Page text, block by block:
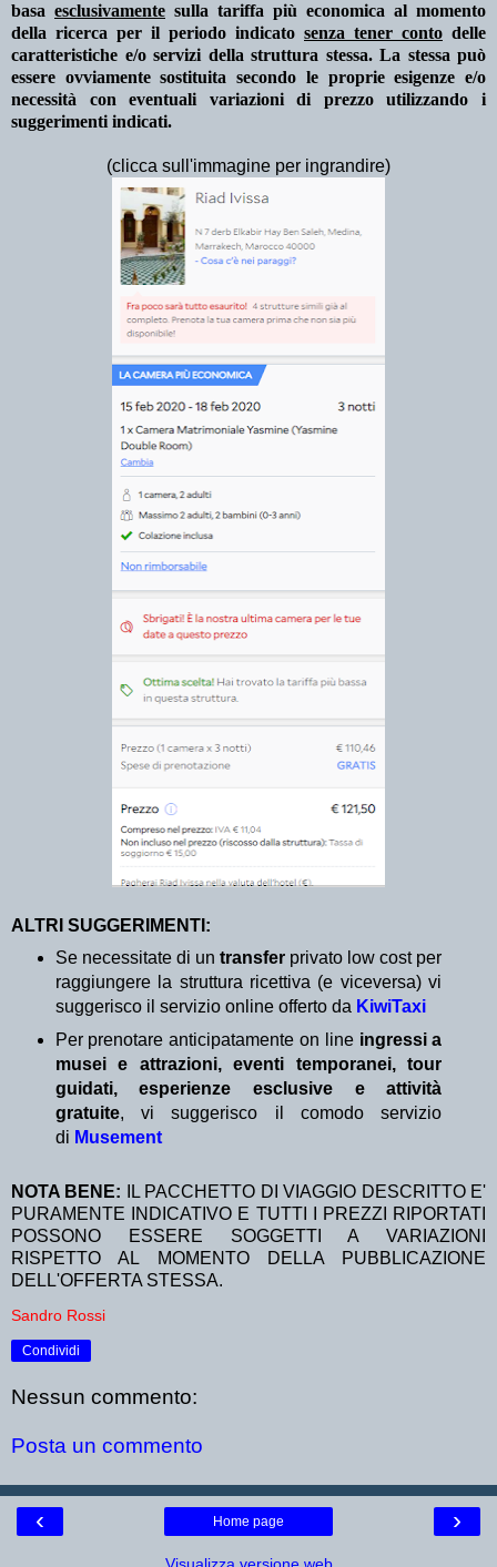
basa esclusivamente sulla tariffa più economica al momento
della ricerca per il periodo indicato senza tener conto delle
caratteristiche e/o servizi della struttura stessa. La stessa può
essere ovviamente sostituita secondo le proprie esigenze e/o
necessità con eventuali variazioni di prezzo utilizzando i
suggerimenti indicati.
(clicca sull'immagine per ingrandire)
ALTRI SUGGERIMENTI:
Se necessitate di un transfer privato low cost per
raggiungere la struttura ricettiva (e viceversa) vi
suggerisco il servizio online offerto da KiwiTaxi
Per prenotare anticipatamente on line ingressi a
musei e attrazioni, eventi temporanei, tour
guidati, esperienze esclusive e attività
gratuite, vi suggerisco il comodo servizio
di Musement
NOTA BENE:
IL PACCHETTO DI VIAGGIO DESCRITTO E'
PURAMENTE INDICATIVO E TUTTI I PREZZI RIPORTATI
POSSONO ESSERE SOGGETTI A VARIAZIONI
RISPETTO AL MOMENTO DELLA PUBBLICAZIONE
DELL'OFFERTA STESSA.
Sandro Rossi
Condividi
Nessun commento:
Posta un commento
‹ ›
Home page